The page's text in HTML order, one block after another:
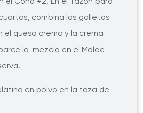
combina las galletas
el queso crema y la crema
la mezcla en el Molde
en polvo en la taza de